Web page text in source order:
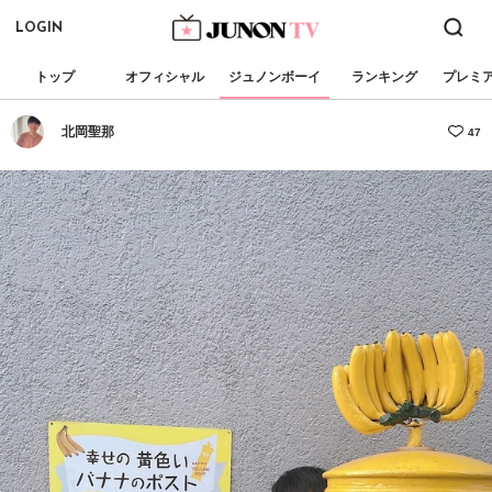
LOGIN
トップ オフィシャル ジュノンボーイ ランキング プレミ
北岡聖那 47